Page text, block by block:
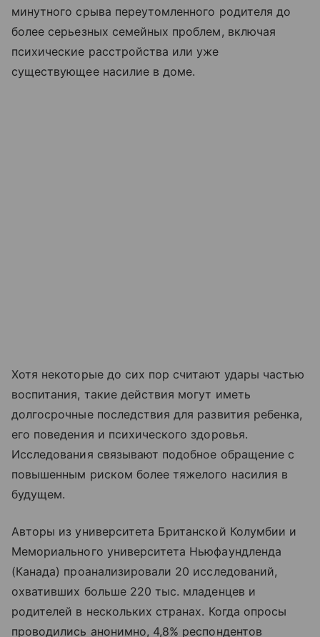
минутного срыва переутомленного родителя до
более серьезных семейных проблем, включая
психические расстройства или уже
существующее насилие в доме.
Хотя некоторые до сих пор считают удары частью
воспитания, такие действия могут иметь
долгосрочные последствия для развития ребенка,
его поведения и психического здоровья.
Исследования связывают подобное обращение с
повышенным риском более тяжелого насилия в
будущем.
Авторы из университета Британской Колумбии и
Мемориального университета Ньюфаундленда
(Канада) проанализировали 20 исследований,
охвативших больше 220 тыс. младенцев и
родителей в нескольких странах. Когда опросы
проводились анонимно, 4,8% респондентов